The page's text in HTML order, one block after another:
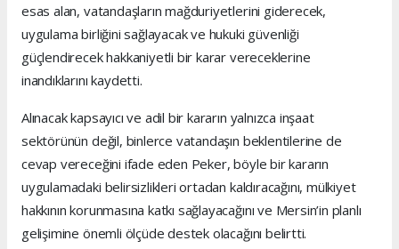
esas alan, vatandaşların mağduriyetlerini giderecek,
uygulama birliğini sağlayacak ve hukuki güvenliği
güçlendirecek hakkaniyetli bir karar vereceklerine
inandıklarını kaydetti.
Alınacak kapsayıcı ve adil bir kararın yalnızca inşaat
sektörünün değil, binlerce vatandaşın beklentilerine de
cevap vereceğini ifade eden Peker, böyle bir kararın
uygulamadaki belirsizlikleri ortadan kaldıracağını, mülkiyet
hakkının korunmasına katkı sağlayacağını ve Mersin’in planlı
gelişimine önemli ölçüde destek olacağını belirtti.